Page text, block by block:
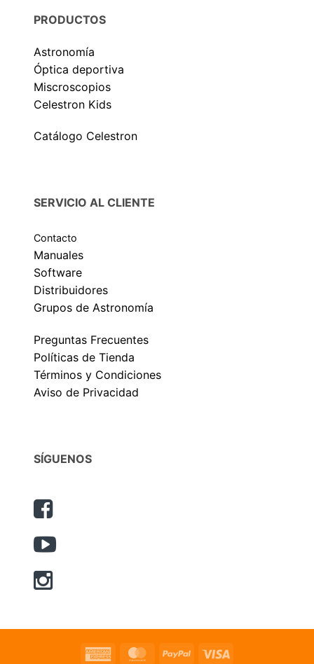
PRODUCTOS
Astronomía
Óptica deportiva
Miscroscopios
Celestron Kids
Catálogo Celestron
SERVICIO AL CLIENTE
Contacto
Manuales
Software
Distribuidores
Grupos de Astronomía
Preguntas Frecuentes
Políticas de Tienda
Términos y Condiciones
Aviso de Privacidad
SÍGUENOS
American MasterCardPayPal